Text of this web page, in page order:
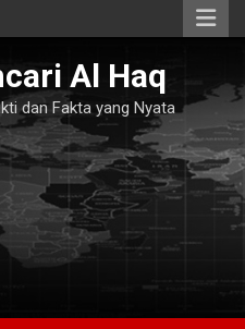
Al Haq
dan Fakta yang Nyata